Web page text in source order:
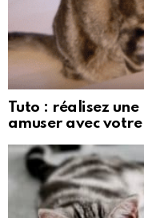
Tuto : réalisez
amuser avec